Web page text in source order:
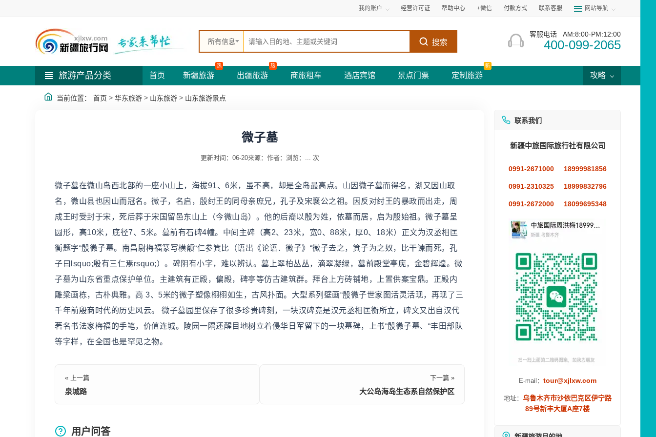
我的账户 经营许可证 帮助中心 +微信 付款方式 联系客服 网站导航
所有信息 搜索
客服电话 AM:8:00-PM:12:00
400-099-2065
旅游产品分类 首页 新疆旅游
热
出疆旅游
热
商旅租车 酒店宾馆 景点门票 定制旅游
新
攻略
当前位置： 首页 > 华东旅游 > 山东旅游 > 山东旅游景点
微子墓
更新时间：06-20来源： 作者： 浏览： ... 次
微子墓在微山岛西北部的一座小山上，海拔91、6米，虽不高，却是全岛最高点。山因微子墓而得名，湖又因山取
名，微山县也因山而冠名。微子，名启，殷纣王的同母亲庶兄，孔子及宋襄公之祖。因反对纣王的暴政而出走，周
成王时受封于宋，死后葬于宋国留邑东山上（今微山岛）。他的后裔以殷为姓，依墓而居，启为殷始祖。微子墓呈
圆形，高10米，底径7、5米。墓前有石碑4幢。中间主碑（高2、23米，宽0、88米，厚0、18米）正文为汉丞相匡
衡题字“殷微子墓。南昌尉梅福篆写横额“仁参箕比（语出《论语．微子》“微子去之，箕子为之奴，比干谏而死。孔
子曰lsquo;殷有三仁焉rsquo;）。碑阴有小字，难以辨认。墓上翠柏丛丛，滴翠凝绿，墓前殿堂亭庑，金碧辉煌。微
子墓为山东省重点保护单位。主建筑有正殿，偏殿，碑亭等仿古建筑群。拜台上方砖铺地，上置供案宝鼎。正殿内
雕梁画栋，古朴典雅。高 3、5米的微子塑像栩栩如生，古风扑面。大型系列壁画“殷微子世家图活灵活现，再现了三
千年前殷商时代的历史风云。 微子墓园里保存了很多珍贵碑刻，一块汉碑竟是汉元丞相匡衡所立，碑文又出自汉代
著名书法家梅福的手笔，价值连城。陵园一隅还醒目地树立着侵华日军留下的一块墓碑，上书“殷微子墓、“丰田部队
等字样，在全国也是罕见之物。
« 上一篇
泉城路
下一篇 »
大公岛海岛生态系自然保护区
用户问答
联系我们
新疆中旅国际旅行社有限公司
0991-2671000 18999981856
0991-2310325 18999832796
0991-2672000 18099695348
E-mail： tour@xjlxw.com
地址： 乌鲁木齐市沙依巴克区伊宁路
89号新丰大厦A座7楼